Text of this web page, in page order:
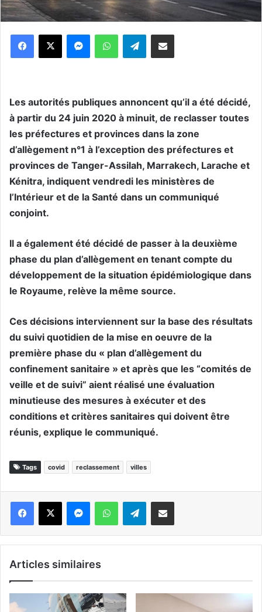
WhatsApp Telegram
Les autorités publiques annoncent qu’il a été décidé,
à partir du 24 juin 2020 à minuit, de reclasser toutes
les préfectures et provinces dans la zone
d’allègement n°1 à l’exception des préfectures et
provinces de Tanger-Assilah, Marrakech, Larache et
Kénitra, indiquent vendredi les ministères de
l’Intérieur et de la Santé dans un communiqué
conjoint.
Il a également été décidé de passer à la deuxième
phase du plan d’allègement en tenant compte du
développement de la situation épidémiologique dans
le Royaume, relève la même source.
Ces décisions interviennent sur la base des résultats
du suivi quotidien de la mise en oeuvre de la
première phase du « plan d’allègement du
confinement sanitaire » et après que les “comités de
veille et de suivi” aient réalisé une évaluation
minutieuse des mesures à exécuter et des
conditions et critères sanitaires qui doivent être
réunis, explique le communiqué.
Tags covid reclassement villes
WhatsApp Telegram
Articles similaires